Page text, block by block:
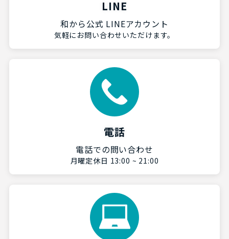
LINE
和から公式 LINEアカウント
気軽にお問い合わせいただけます。
電話
電話での問い合わせ
月曜定休日 13:00 ~ 21:00